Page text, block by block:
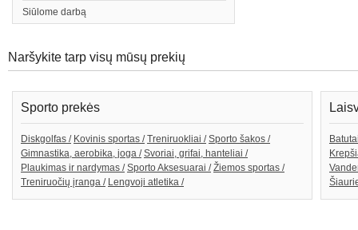
Siūlome darbą
Naršykite tarp visų mūsų prekių
Sporto prekės
Diskgolfas / Kovinis sportas / Treniruokliai / Sporto šakos /
Gimnastika, aerobika, joga / Svoriai, grifai, hanteliai /
Plaukimas ir nardymas / Sporto Aksesuarai / Žiemos sportas /
Treniruočių įranga / Lengvoji atletika /